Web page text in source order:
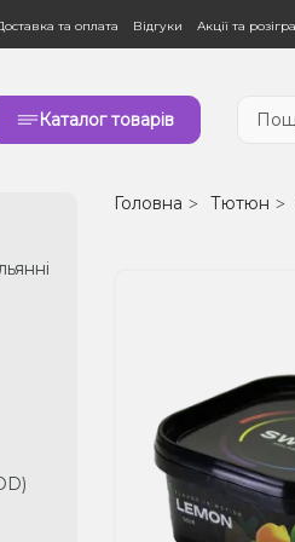
та оплата Відгуки Акції та
Каталог товарів
Головна Тютюн